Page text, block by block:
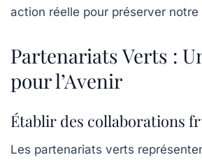
action réelle pour préserver notre
Partenariats Verts :
pour l’Avenir
Établir des collaborations
Les partenariats verts